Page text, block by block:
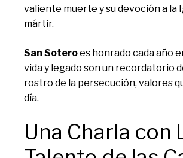
valiente muerte y su devoción a la
mártir.
San Soteroes honrado cada año
vida y legado son un recordatorio
rostro de la persecución, valores
día.
Una Charla con